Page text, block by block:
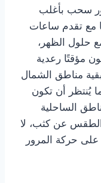
سحب بأغلب
مع تقدم ساعات
حلول الظهر،
مؤقتًا رعدية
بقية مناطق الشمال
يُنتظر أن تكون
الساحلية
الطقس عن كثب، لا
حركة المرور